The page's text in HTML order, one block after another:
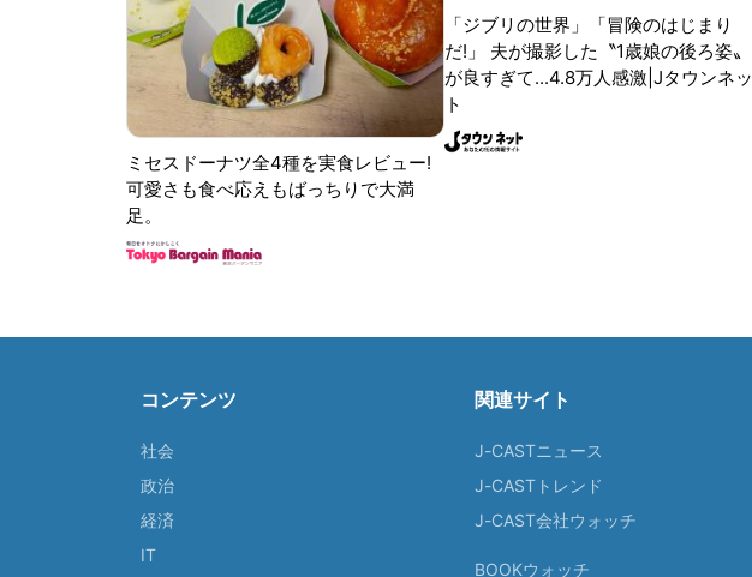
ミセスドーナツ全4種を実食レビュー!
可愛さも食べ応えもばっちりで大満
足。
「ジブリの世界」「冒険のはじまり
だ!」 夫が撮影した〝1歳娘の後ろ姿〟
が良すぎて...4.8万人感激|Jタウンネッ
ト
コンテンツ
社会
政治
経済
IT
関連サイト
J-CASTニュース
J-CASTトレンド
J-CAST会社ウォッチ
BOOKウォッチ